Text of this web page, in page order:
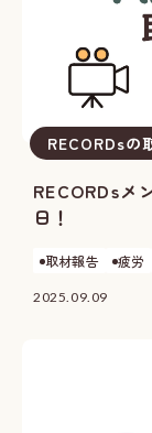
RECORDsの
RECORDsメ
日！
取材報告 疲労
2025.09.09